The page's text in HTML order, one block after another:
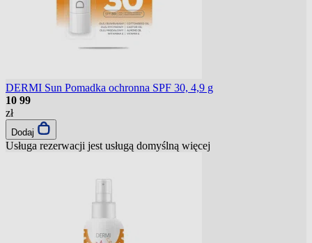
DERMI Sun Pomadka ochronna SPF 30, 4,9 g
10 99
zł
Dodaj
Usługa rezerwacji jest usługą domyślną więcej